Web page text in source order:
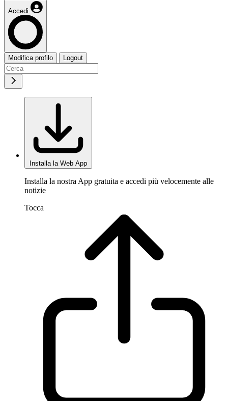
Accedi
Modifica profilo Logout
Installa la Web App
Installa la nostra App gratuita e accedi più velocemente alle
notizie
Tocca